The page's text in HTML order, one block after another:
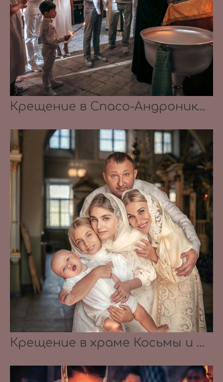
Крещение в Спасо-Андрониковом монастыре 12.10.2024
Крещение в храме Косьмы и Дамиана в Болшево 28.08.2021